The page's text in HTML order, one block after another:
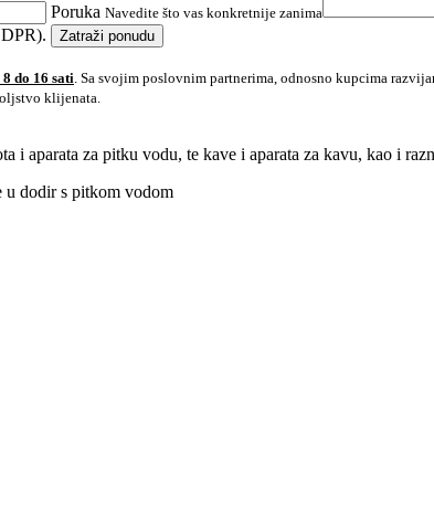
Poruka Navedite što vas konkretnije zanima
Zatraži ponudu
do 16 sati . Sa svojim poslovnim partnerima, odnosno kupcima
klijenata.
i aparata za pitku vodu, te kave i aparata za kavu, kao i